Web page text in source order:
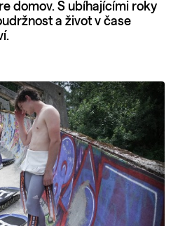
domov. S ubíhajícími roky
a život v čase